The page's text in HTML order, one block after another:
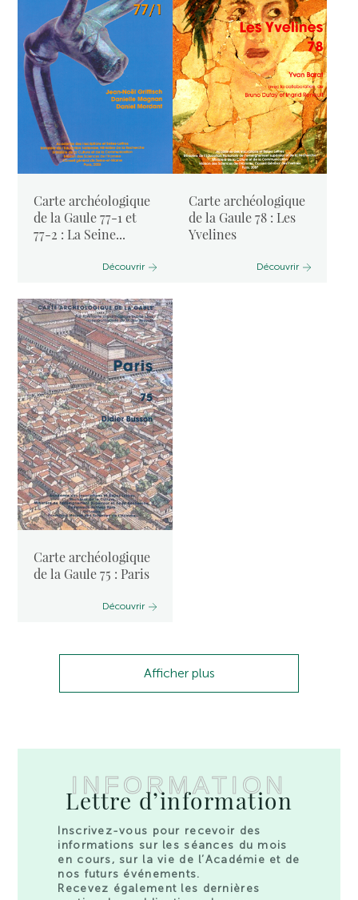
Carte archéologique
de la Gaule 77-1 et
77-2 : La Seine...
Découvrir
Carte archéologique
de la Gaule 78 : Les
Yvelines
Découvrir
Carte archéologique
de la Gaule 75 : Paris
Découvrir
Afficher plus
INFORMATION
Lettre d’information
Inscrivez-vous pour recevoir des
informations sur les séances du mois
en cours, sur la vie de l’Académie et de
nos futurs événements.
Recevez également les dernières